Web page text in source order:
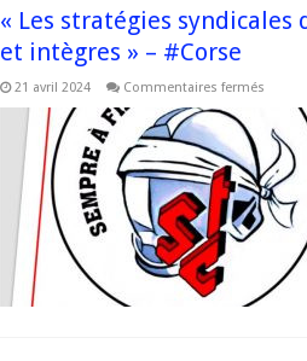
« Les stratégies
et intègres » – #Corse
21 avril 2024 Commentaires ferméssur
du
STC
sont
claires,
#Corse